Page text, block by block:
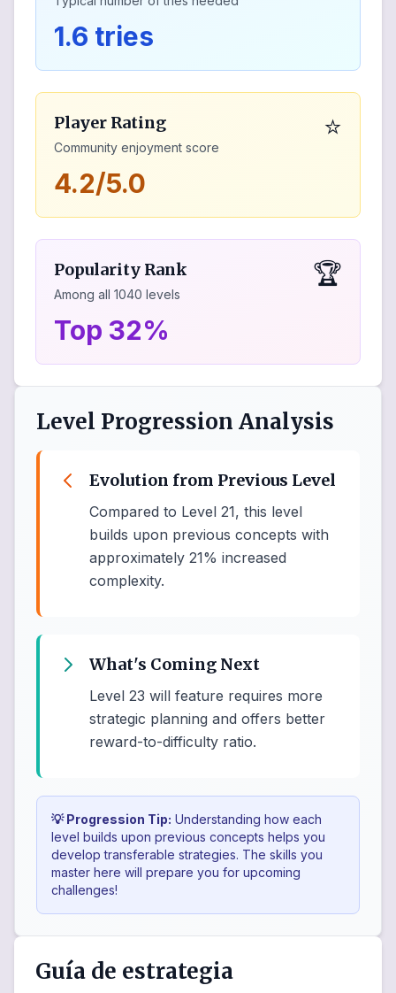
1.6 tries
Player Rating
Community enjoyment score
⭐
4.2/5.0
Popularity Rank
Among all 1040 levels
🏆
Top 32%
Level Progression Analysis
Evolution from Previous Level
Compared to Level 21, this level
builds upon previous concepts with
approximately 21% increased
complexity.
What's Coming Next
Level 23 will feature requires more
strategic planning and offers better
reward-to-difficulty ratio.
💡 Progression Tip: Understanding how each
level builds upon previous concepts helps you
develop transferable strategies. The skills you
master here will prepare you for upcoming
challenges!
Guía de estrategia